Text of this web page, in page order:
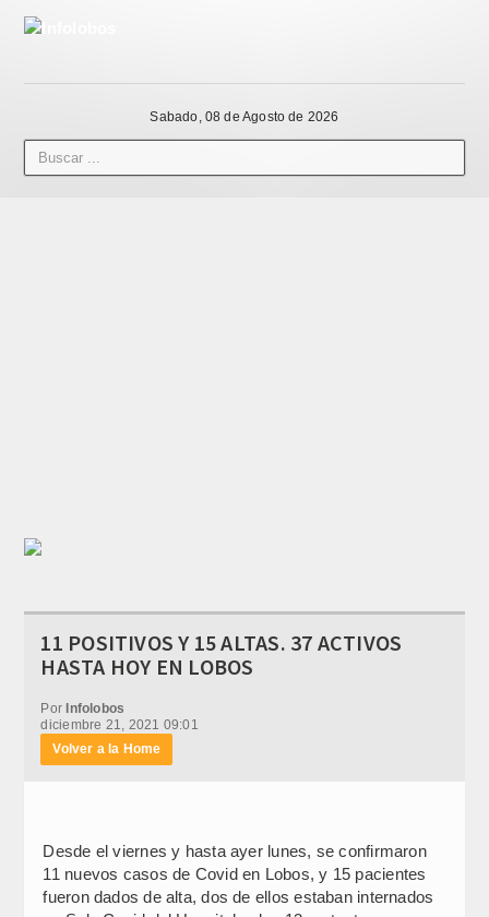
Sabado, 08 de Agosto de 2026
11 POSITIVOS Y 15 ALTAS. 37 ACTIVOS
HASTA HOY EN LOBOS
Por Infolobos
diciembre 21, 2021 09:01
Volver a la Home
Desde el viernes y hasta ayer lunes, se confirmaron
11 nuevos casos de Covid en Lobos, y 15 pacientes
fueron dados de alta, dos de ellos estaban internados